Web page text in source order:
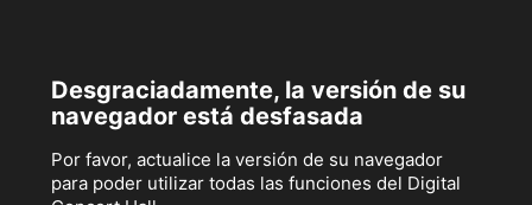
Desgraciadamente, la versión de su
navegador está desfasada
Por favor, actualice la versión de su navegador
para poder utilizar todas las funciones del Digital